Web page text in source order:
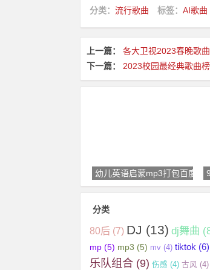
分类： 流行歌曲 标签： AI歌曲
上一篇：
各大卫视2023春晚歌
下一篇：
2023校园最经典歌曲
幼儿英语启蒙mp3打包百度网
分类
80后 (7) DJ (13) dj舞曲
mp (5) mp3 (5) mv (4) tiktok (6)
乐队组合 (9) 伤感 (4) 古风 (4)